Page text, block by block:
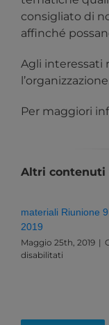
consigliato di
affinché
Agli interessati
Per maggiori
Altri contenuti
materiali Riunione
2019
Maggio 25th, 2019 |
disabilitati
2019